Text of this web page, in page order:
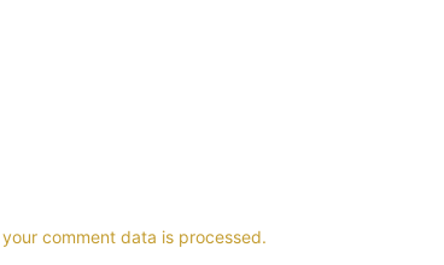
comment data is processed.